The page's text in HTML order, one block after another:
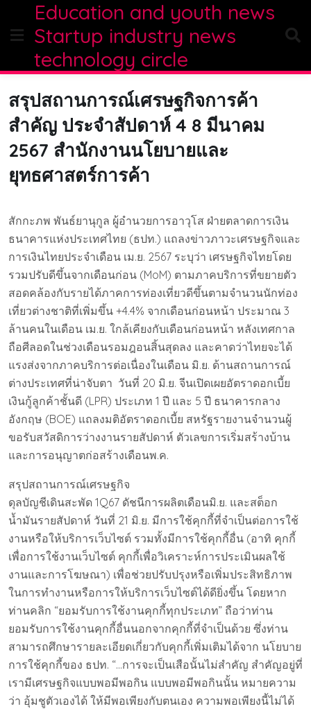
content
Education and youth news
Startup industry news
technology circle
สรุปสถานการณ์เศรษฐกิจการค้า
สำคัญ ประจำสัปดาห์ 4 8 มีนาคม
2567 สำนักงานนโยบายและ
ยุทธศาสตร์การค้า
สักกะภพ พันธ์ยานุกูล ผู้อำนวยการอาวุโส ฝ่ายตลาดการเงิน
ธนาคารแห่งประเทศไทย (ธปท.) แถลงข่าวภาวะเศรษฐกิจและ
การเงินไทยประจำเดือน เม.ย. 2567 ระบุว่า เศรษฐกิจไทยโดย
รวมปรับดีขึ้นจากเดือนก่อน (MoM) ตามภาคบริการที่ขยายตัว
สอดคล้องกับรายได้ภาคการท่องเที่ยวดีขึ้นตามจำนวนนักท่อง
เที่ยวต่างชาติที่เพิ่มขึ้น +4.4% จากเดือนก่อนหน้า ประมาณ 3
ล้านคนในเดือน เม.ย. ใกล้เคียงกับเดือนก่อนหน้า หลังเทศกาล
ถือศีลอดในช่วงเดือนรอมฎอนสิ้นสุดลง และคาดว่าไทยจะได้
แรงส่งจากภาคบริการต่อเนื่องในเดือน มิ.ย. ด้านสถานการณ์
ต่างประเทศที่น่าจับตา วันที่ 20 มิ.ย. จีนเปิดเผยอัตราดอกเบี้ย
เงินกู้ลูกค้าชั้นดี (LPR) ประเภท 1 ปี และ 5 ปี ธนาคารกลาง
อังกฤษ (BOE) แถลงมติอัตราดอกเบี้ย สหรัฐรายงานจำนวนผู้
ขอรับสวัสดิการว่างงานรายสัปดาห์ ตัวเลขการเริ่มสร้างบ้าน
และการอนุญาตก่อสร้างเดือนพ.ค.
สรุปสถานการณ์เศรษฐกิจ
ดุลบัญชีเดินสะพัด 1Q67 ดัชนีการผลิตเดือนมิ.ย. และสต็อก
น้ำมันรายสัปดาห์ วันที่ 21 มิ.ย. มีการใช้คุกกี้ที่จำเป็นต่อการใช้
งานหรือให้บริการเว็บไซต์ รวมทั้งมีการใช้คุกกี้อื่น (อาทิ คุกกี้
เพื่อการใช้งานเว็บไซต์ คุกกี้เพื่อวิเคราะห์การประเมินผลใช้
งานและการโฆษณา) เพื่อช่วยปรับปรุงหรือเพิ่มประสิทธิภาพ
ในการทำงานหรือการให้บริการเว็บไซต์ได้ดียิ่งขึ้น โดยหาก
ท่านคลิก “ยอมรับการใช้งานคุกกี้ทุกประเภท” ถือว่าท่าน
ยอมรับการใช้งานคุกกี้อื่นนอกจากคุกกี้ที่จำเป็นด้วย ซึ่งท่าน
สามารถศึกษารายละเอียดเกี่ยวกับคุกกี้เพิ่มเติมได้จาก นโยบาย
การใช้คุกกี้ของ ธปท. “…การจะเป็นเสือนั้นไม่สำคัญ สำคัญอยู่ที่
เรามีเศรษฐกิจแบบพอมีพอกิน แบบพอมีพอกินนั้น หมายความ
ว่า อุ้มชูตัวเองได้ ให้มีพอเพียงกับตนเอง ความพอเพียงนี้ไม่ได้